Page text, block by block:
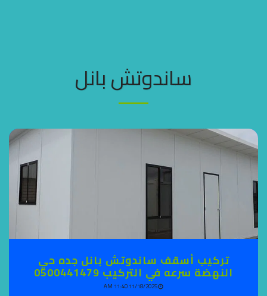
ساندوتش بانل
تركيب أسقف ساندوتش بانل جده حي
النهضة سرعه في التركيب 0500441479
11/18/2025 11:40 AM